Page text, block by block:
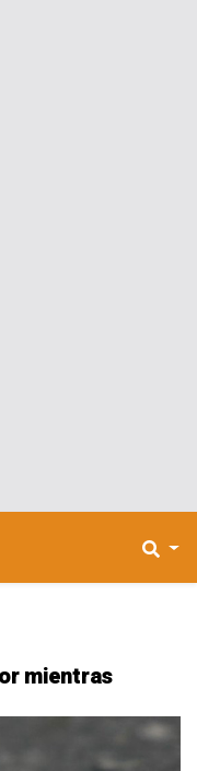
mientras